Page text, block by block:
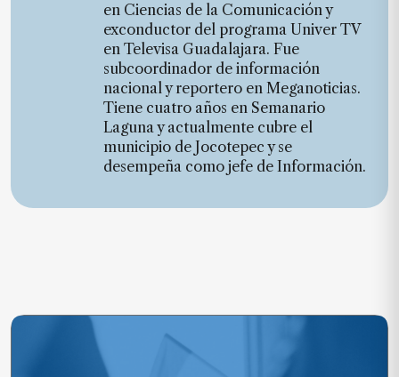
en Ciencias de la Comunicación y
exconductor del programa Univer TV
en Televisa Guadalajara. Fue
subcoordinador de información
nacional y reportero en Meganoticias.
Tiene cuatro años en Semanario
Laguna y actualmente cubre el
municipio de Jocotepec y se
desempeña como jefe de Información.